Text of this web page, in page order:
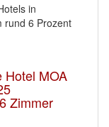
in
rund 6 Prozent
Hotel MOA
Zimmer